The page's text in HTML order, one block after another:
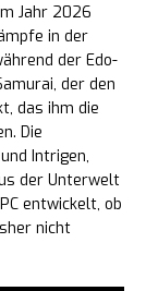
Jahr 2026
in der
der Edo-
der den
das ihm die
Die
Intrigen,
der Unterwelt
entwickelt, ob
nicht